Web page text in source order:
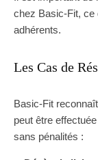
chez Basic-Fit, ce
adhérents.
Les Cas de
Basic-Fit
peut être
sans pénalités :